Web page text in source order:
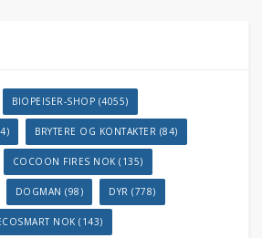
BIOPEISER-SHOP (4055)
BRYTERE OG KONTAKTER (84)
COCOON FIRES NOK (135)
DOGMAN (98) DYR (778)
NOK (143)